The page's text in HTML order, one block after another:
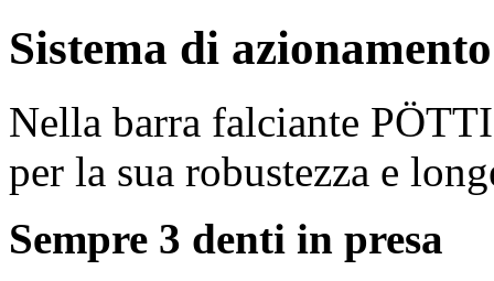
Sistema di
Nella barra falciante
per la sua robustezza e
Sempre 3 denti in presa